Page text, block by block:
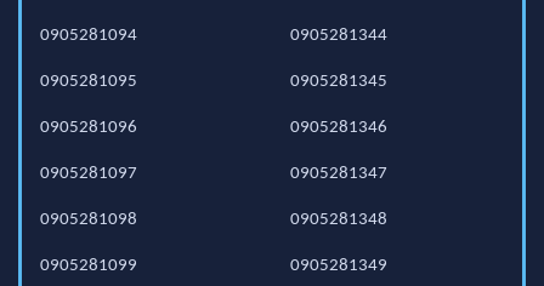
0905281094
0905281095
0905281096
0905281097
0905281098
0905281099
0905281344
0905281345
0905281346
0905281347
0905281348
0905281349